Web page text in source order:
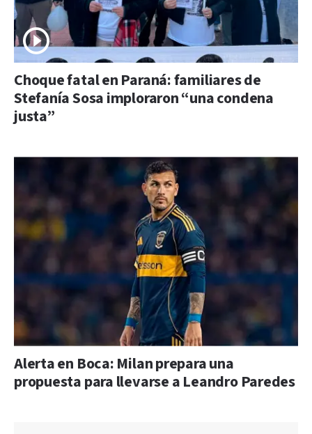
Choque fatal en Paraná: familiares de
Stefanía Sosa imploraron “una condena
justa”
Alerta en Boca: Milan prepara una
propuesta para llevarse a Leandro Paredes